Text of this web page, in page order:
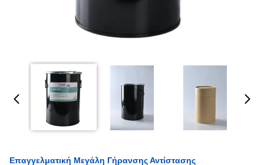
Επαγγελματική Μεγάλη Γήρανσης Αντίστασης